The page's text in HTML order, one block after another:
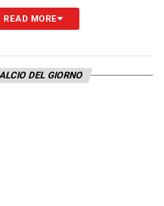
READ MORE
DEL GIORNO